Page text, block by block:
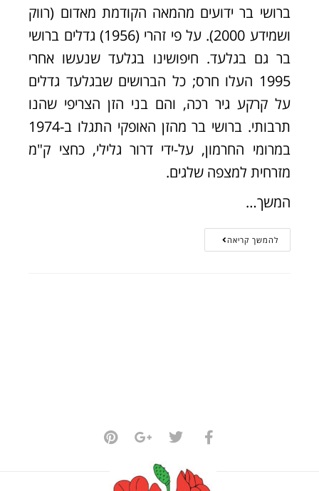
ברושי בר ידועים מהמאה הקודמת מאדום (רווק
ושמידע 2000). על פי זהרי (1956) גדלים ברושי
בר גם בגלעד. חיפושינו בגלעד שנעשו אחרי
1995 העלו חרס; כל הברושים שבגלעד גדלים
על קרקע גיר רכה, והם בני הזן הצריפי שהנו
תרבותי. ברושי בר מהזן האופקי התגלו ב-1974
במרומי החרמון, על-ידי דרור גלילי, כחצי ק"מ
מזרחית למצפה שלגים.
המשך…
להמשך קריאה